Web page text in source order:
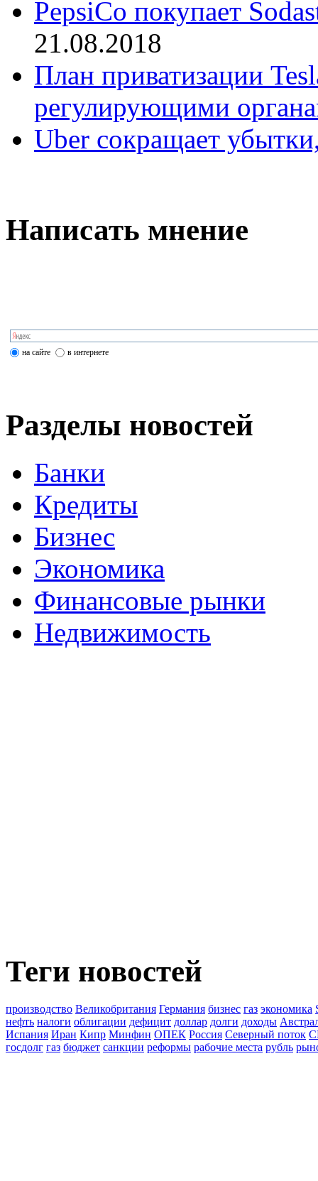
PepsiCo покупает
21.08.2018
План приватизации
регулирующими
Uber сокращает
Написать мнение
на сайте в интернете
Разделы новостей
Банки
Кредиты
Бизнес
Экономика
Финансовые рынки
Недвижимость
Теги новостей
производство Великобритания Германия бизнес газ экономика
нефть налоги облигации дефицит доллар долги доходы
Испания Иран Кипр Минфин ОПЕК Россия Северный поток
госдолг газ бюджет санкции реформы рабочие места рубль